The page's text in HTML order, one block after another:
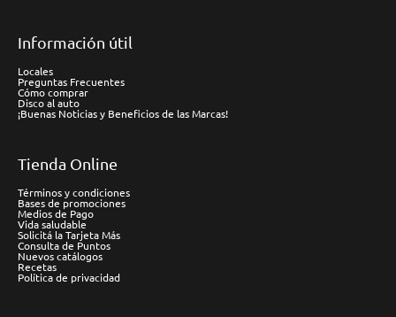
Información útil
Locales
Preguntas Frecuentes
Cómo comprar
Disco al auto
¡Buenas Noticias y Beneficios de las Marcas!
Tienda Online
Términos y condiciones
Bases de promociones
Medios de Pago
Vida saludable
Solicitá la Tarjeta Más
Consulta de Puntos
Nuevos catálogos
Recetas
Política de privacidad